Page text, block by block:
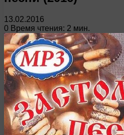
13.02.2016
0 Время чтения: 2 мин.